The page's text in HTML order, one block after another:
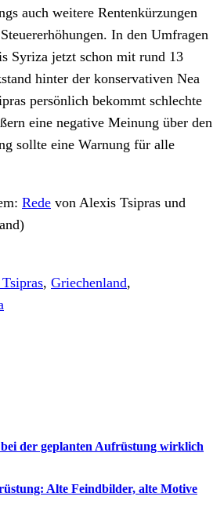
auch weitere Rentenkürzungen
In den Umfragen
Syriza jetzt schon mit rund 13
hinter der konservativen Nea
persönlich bekommt schlechte
eine negative Meinung über den
sollte eine Warnung für alle
Rede von Alexis Tsipras und
, Griechenland,
der geplanten Aufrüstung wirklich
Alte Feindbilder, alte Motive